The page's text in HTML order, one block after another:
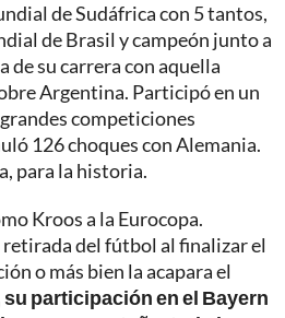
de Sudáfrica con 5 tantos,
de Brasil y campeón junto a
de su carrera con aquella
Argentina. Participó en un
competiciones
126 choques con Alemania.
para la historia.
Kroos a la Eurocopa.
del fútbol al finalizar el
o más bien la acapara el
su participación en el Bayern